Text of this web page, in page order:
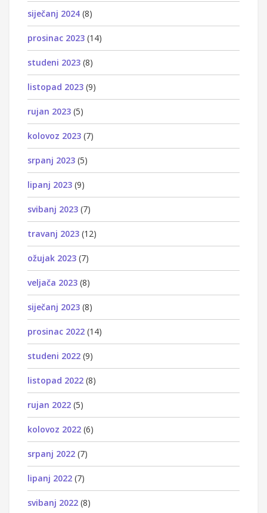
siječanj 2024 (8)
prosinac 2023 (14)
studeni 2023 (8)
listopad 2023 (9)
rujan 2023 (5)
kolovoz 2023 (7)
srpanj 2023 (5)
lipanj 2023 (9)
svibanj 2023 (7)
travanj 2023 (12)
ožujak 2023 (7)
veljača 2023 (8)
siječanj 2023 (8)
prosinac 2022 (14)
studeni 2022 (9)
listopad 2022 (8)
rujan 2022 (5)
kolovoz 2022 (6)
srpanj 2022 (7)
lipanj 2022 (7)
svibanj 2022 (8)